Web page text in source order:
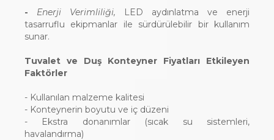
- Enerji Verimliliği,
LED aydınlatma ve enerji
tasarruflu ekipmanlar ile sürdürülebilir bir kullanım
sunar.
Tuvalet ve Duş Konteyner Fiyatları Etkileyen
Faktörler
- Kullanılan malzeme kalitesi
- Konteynerin boyutu ve iç düzeni
- Ekstra donanımlar (sıcak su sistemleri,
havalandırma)